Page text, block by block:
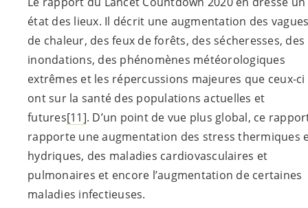
état des lieux. Il décrit une augmentation des
de chaleur, des feux de forêts, des sécheresses, des
inondations, des phénomènes météorologiques
extrêmes et les répercussions majeures que ceux-ci
ont sur la santé des populations actuelles et
futures[11]. D’un point de vue plus global, ce
rapporte une augmentation des stress thermiques
hydriques, des maladies cardiovasculaires et
pulmonaires et encore l’augmentation de certaines
maladies infectieuses.